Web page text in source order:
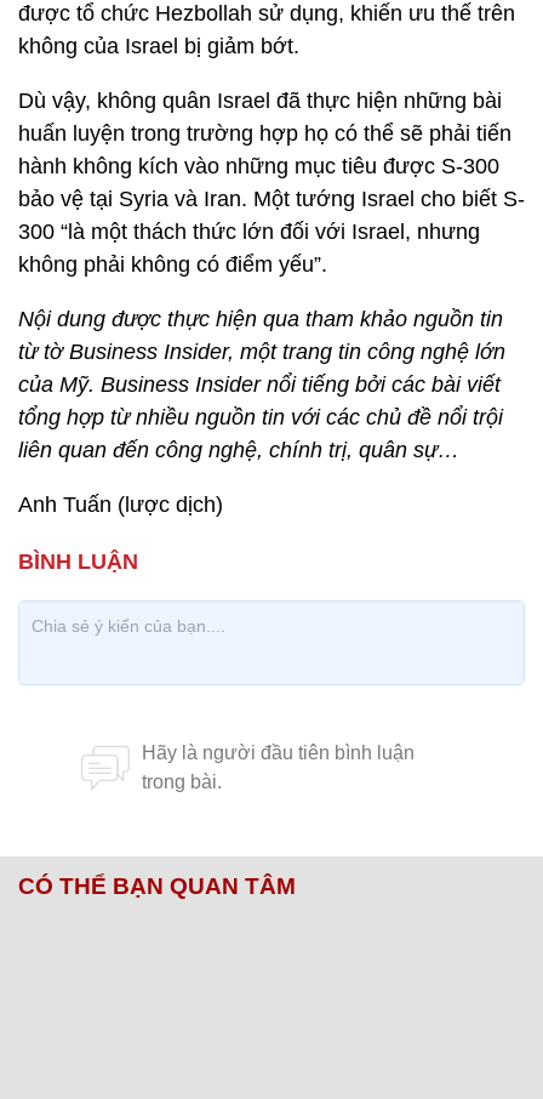
được tổ chức Hezbollah sử dụng, khiến ưu thế trên
không của Israel bị giảm bớt.
Dù vậy, không quân Israel đã thực hiện những bài
huấn luyện trong trường hợp họ có thể sẽ phải tiến
hành không kích vào những mục tiêu được S-300
bảo vệ tại Syria và Iran. Một tướng Israel cho biết S-
300 “là một thách thức lớn đối với Israel, nhưng
không phải không có điểm yếu”.
Nội dung được thực hiện qua tham khảo nguồn tin
từ tờ Business Insider, một trang tin công nghệ lớn
của Mỹ. Business Insider nổi tiếng bởi các bài viết
tổng hợp từ nhiều nguồn tin với các chủ đề nổi trội
liên quan đến công nghệ, chính trị, quân sự…
Anh Tuấn (lược dịch)
CÓ THỂ BẠN QUAN TÂM